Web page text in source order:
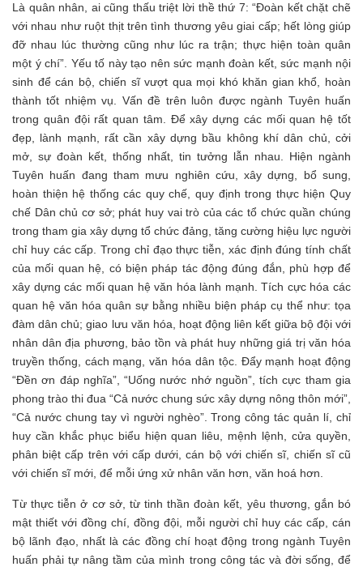
Là quân nhân, ai cũng thấu triệt lời thề thứ 7: “Đoàn kết chặt chẽ
với nhau như ruột thịt trên tình thương yêu giai cấp; hết lòng giúp
đỡ nhau lúc thường cũng như lúc ra trận; thực hiện toàn quân
một ý chí”. Yếu tố này tạo nên sức mạnh đoàn kết, sức mạnh nội
sinh để cán bộ, chiến sĩ vượt qua mọi khó khăn gian khổ, hoàn
thành tốt nhiệm vụ. Vấn đề trên luôn được ngành Tuyên huấn
trong quân đội rất quan tâm. Để xây dựng các mối quan hệ tốt
đẹp, lành mạnh, rất cần xây dựng bầu không khí dân chủ, cởi
mở, sự đoàn kết, thống nhất, tin tưởng lẫn nhau. Hiện ngành
Tuyên huấn đang tham mưu nghiên cứu, xây dựng, bổ sung,
hoàn thiện hệ thống các quy chế, quy định trong thực hiện Quy
chế Dân chủ cơ sở; phát huy vai trò của các tổ chức quần chúng
trong tham gia xây dựng tổ chức đảng, tăng cường hiệu lực người
chỉ huy các cấp. Trong chỉ đạo thực tiễn, xác định đúng tính chất
của mối quan hệ, có biện pháp tác động đúng đắn, phù hợp để
xây dựng các mối quan hệ văn hóa lành mạnh. Tích cực hóa các
quan hệ văn hóa quân sự bằng nhiều biện pháp cụ thể như: tọa
đàm dân chủ; giao lưu văn hóa, hoạt động liên kết giữa bộ đội với
nhân dân địa phương, bảo tồn và phát huy những giá trị văn hóa
truyền thống, cách mạng, văn hóa dân tộc. Đẩy mạnh hoạt động
“Đền ơn đáp nghĩa”, “Uống nước nhớ nguồn”, tích cực tham gia
phong trào thi đua “Cả nước chung sức xây dựng nông thôn mới”,
“Cả nước chung tay vì người nghèo”. Trong công tác quản lí, chỉ
huy cần khắc phục biểu hiện quan liêu, mệnh lệnh, cửa quyền,
phân biệt cấp trên với cấp dưới, cán bộ với chiến sĩ, chiến sĩ cũ
với chiến sĩ mới, để mỗi ứng xử nhân văn hơn, văn hoá hơn.
Từ thực tiễn ở cơ sở, từ tinh thần đoàn kết, yêu thương, gắn bó
mật thiết với đồng chí, đồng đội, mỗi người chỉ huy các cấp, cán
bộ lãnh đạo, nhất là các đồng chí hoạt động trong ngành Tuyên
huấn phải tự nâng tầm của mình trong công tác và đời sống, để